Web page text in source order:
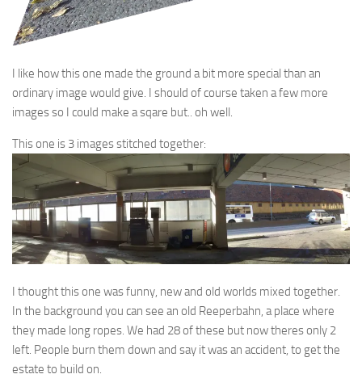
I like how this one made the ground a bit more special than an
ordinary image would give. I should of course taken a few more
images so I could make a sqare but.. oh well.
This one is 3 images stitched together:
I thought this one was funny, new and old worlds mixed together.
In the background you can see an old Reeperbahn, a place where
they made long ropes. We had 28 of these but now theres only 2
left. People burn them down and say it was an accident, to get the
estate to build on.